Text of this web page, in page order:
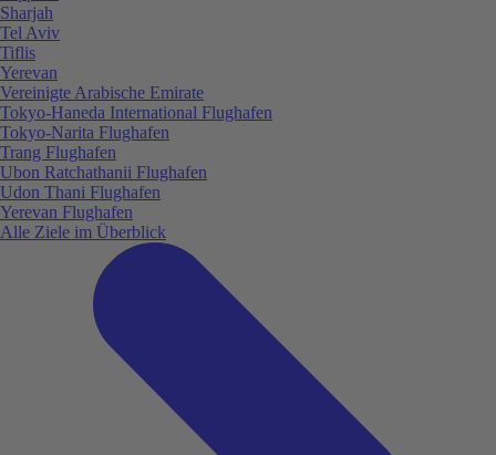
Sharjah
Tel Aviv
Tiflis
Yerevan
Vereinigte Arabische Emirate
Tokyo-Haneda International Flughafen
Tokyo-Narita Flughafen
Trang Flughafen
Ubon Ratchathanii Flughafen
Udon Thani Flughafen
Yerevan Flughafen
Alle Ziele im Überblick